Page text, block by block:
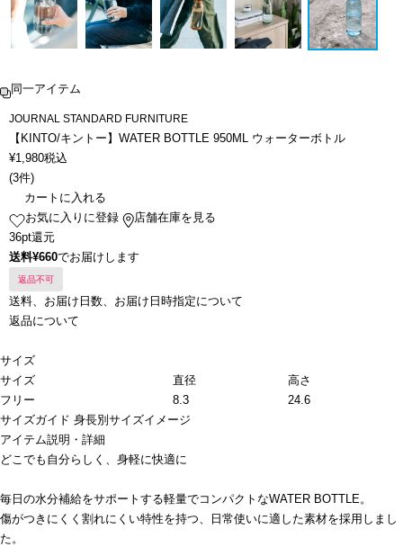
同一アイテム
JOURNAL STANDARD FURNITURE
【KINTO/キントー】WATER BOTTLE 950ML ウォーターボトル
¥1,980税込
(3件)
カートに入れる
お気に入りに登録
店舗在庫を見る
36pt還元
送料¥660でお届けします
返品不可
送料、お届け日数、お届け日時指定について
返品について
サイズ
サイズ
直径
高さ
フリー
8.3
24.6
サイズガイド 身長別サイズイメージ
アイテム説明・詳細
どこでも自分らしく、身軽に快適に
毎日の水分補給をサポートする軽量でコンパクトなWATER BOTTLE。
傷がつきにくく割れにくい特性を持つ、日常使いに適した素材を採用しまし
た。